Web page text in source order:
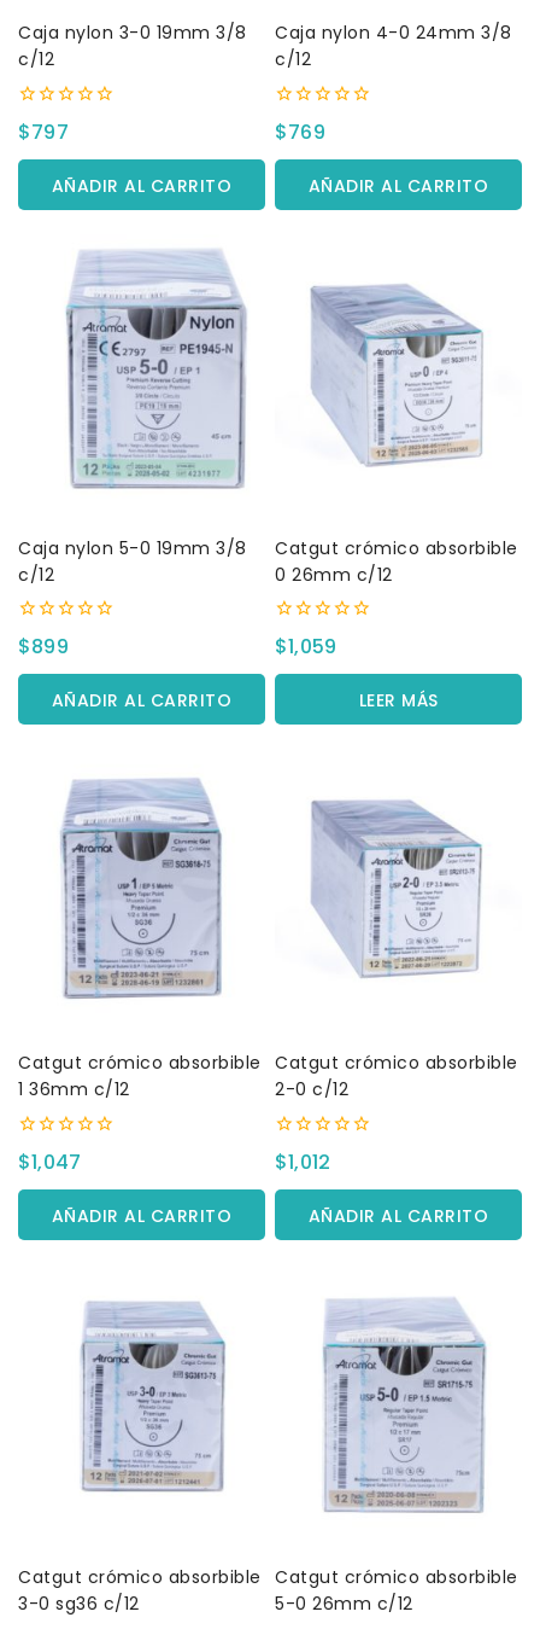
Caja nylon 3-0 19mm 3/8
c/12
0
fuera
de
$797
AÑADIR AL CARRITO
Caja nylon 4-0 24mm 3/8
c/12
0
fuera
de
$769
AÑADIR AL CARRITO
Caja nylon 5-0 19mm 3/8
c/12
0
fuera
de
$899
AÑADIR AL CARRITO
Catgut crómico absorbible
0 26mm c/12
0
fuera
de
$1,059
LEER MÁS
Catgut crómico absorbible
1 36mm c/12
0
fuera
de
$1,047
AÑADIR AL CARRITO
Catgut crómico absorbible
2-0 c/12
0
fuera
de
$1,012
AÑADIR AL CARRITO
Catgut crómico absorbible
3-0 sg36 c/12
Catgut crómico absorbible
5-0 26mm c/12